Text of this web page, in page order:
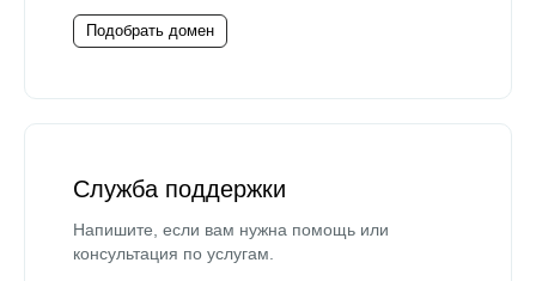
Подобрать домен
Служба поддержки
Напишите, если вам нужна помощь или
консультация по услугам.